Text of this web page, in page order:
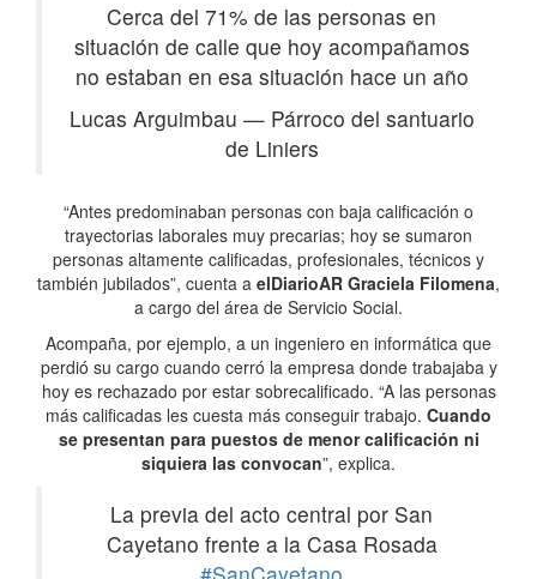
Cerca del 71% de las personas en
situación de calle que hoy acompañamos
no estaban en esa situación hace un año
Lucas Arguimbau —Párroco del santuario
de Liniers
“Antes predominaban personas con baja calificación o
trayectorias laborales muy precarias; hoy se sumaron
personas altamente calificadas, profesionales, técnicos y
también jubilados”, cuenta a elDiarioAR Graciela Filomena,
a cargo del área de Servicio Social.
Acompaña, por ejemplo, a un ingeniero en informática que
perdió su cargo cuando cerró la empresa donde trabajaba y
hoy es rechazado por estar sobrecalificado. “A las personas
más calificadas les cuesta más conseguir trabajo. Cuando
se presentan para puestos de menor calificación ni
siquiera las convocan”, explica.
La previa del acto central por San
Cayetano frente a la Casa Rosada